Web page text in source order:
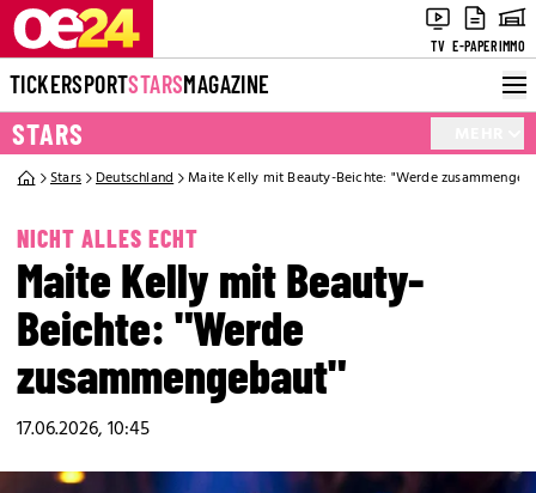
TV E-PAPERIMMO
TICKERSPORTSTARSMAGAZINE
STARS
Stars Deutschland Maite Kelly mit Beauty-Beichte: "Werde
NICHT ALLES ECHT
Maite Kelly mit Beauty-
Beichte: "Werde
zusammengebaut"
17.06.2026, 10:45